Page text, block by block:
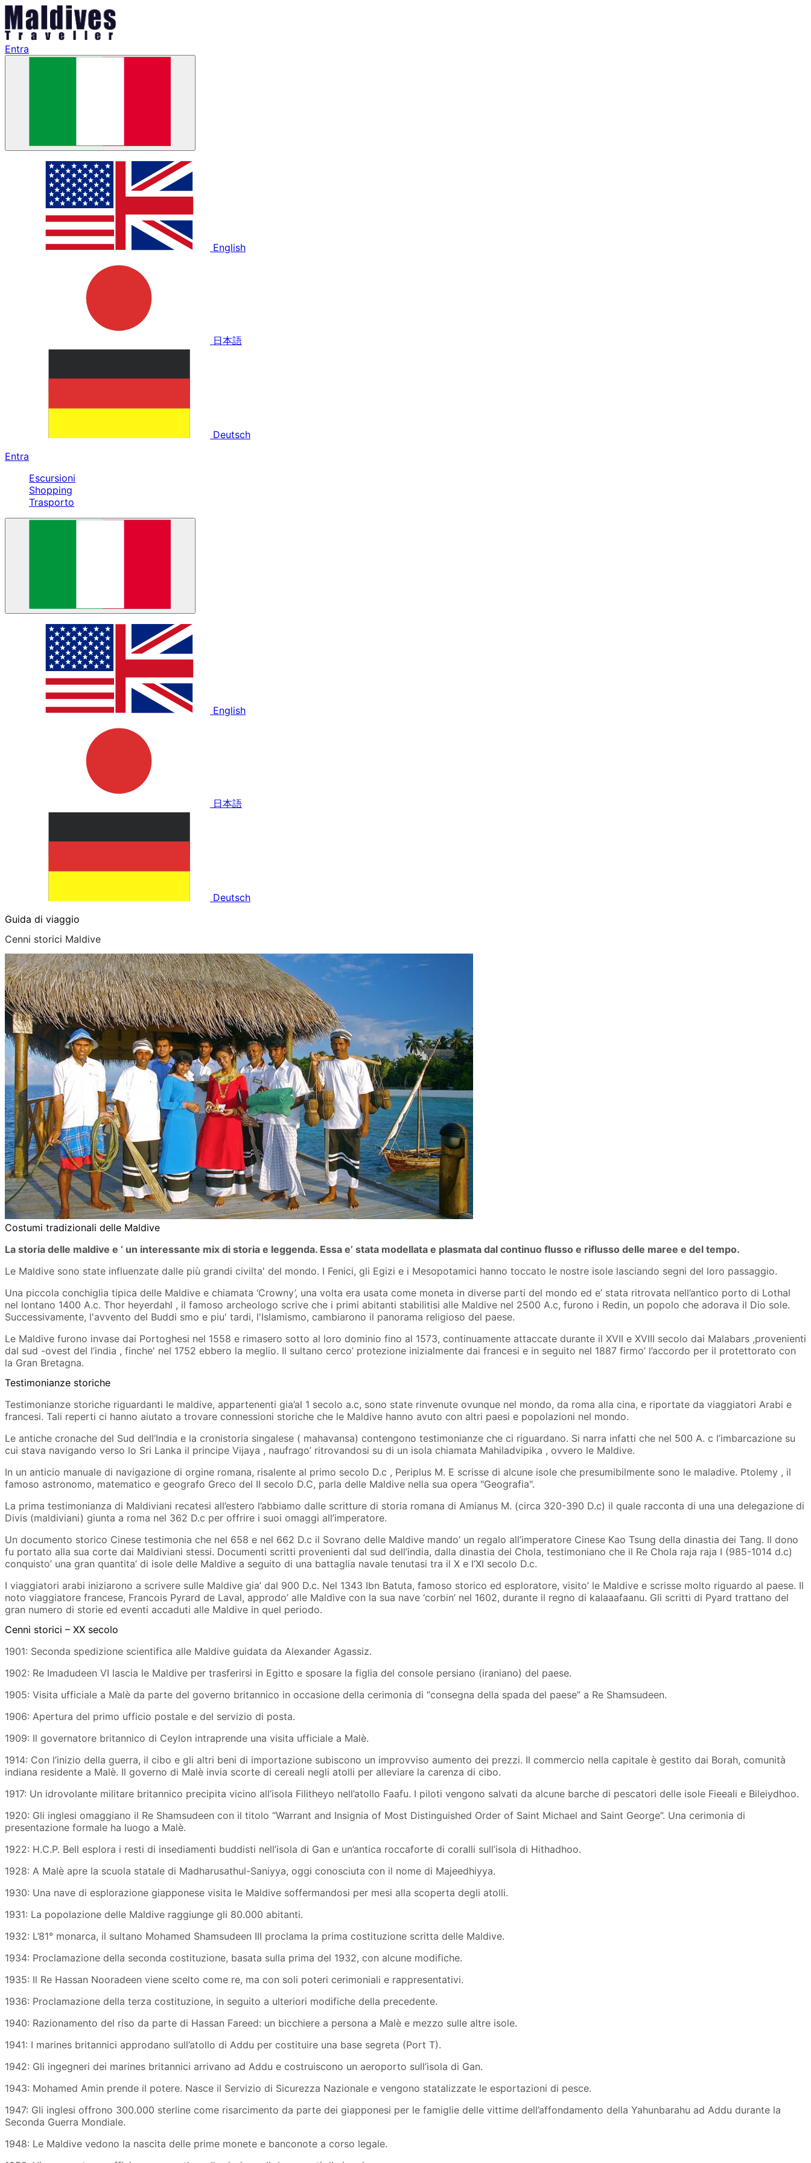
Entra
English
日本語
Deutsch
Entra
Escursioni
Shopping
Trasporto
English
日本語
Deutsch
Guida di viaggio
Cenni storici Maldive
Costumi tradizionali delle Maldive
La storia delle maldive e ‘ un interessante mix di storia e leggenda. Essa e’ stata modellata e plasmata dal continuo flusso e riflusso delle maree e del tempo.
Le Maldive sono state influenzate dalle più grandi civilta' del mondo. I Fenici, gli Egizi e i Mesopotamici hanno toccato le nostre isole lasciando segni del loro passaggio.
Una piccola conchiglia tipica delle Maldive e chiamata ‘Crowny’, una volta era usata come moneta in diverse parti del mondo ed e’ stata ritrovata nell’antico porto di Lothal
nel lontano 1400 A.c. Thor heyerdahl , il famoso archeologo scrive che i primi abitanti stabilitisi alle Maldive nel 2500 A.c, furono i Redin, un popolo che adorava il Dio sole.
Successivamente, l'avvento del Buddi smo e piu' tardi, l'Islamismo, cambiarono il panorama religioso del paese.
Le Maldive furono invase dai Portoghesi nel 1558 e rimasero sotto al loro dominio fino al 1573, continuamente attaccate durante il XVII e XVIII secolo dai Malabars ,provenienti
dal sud -ovest del l’india , finche' nel 1752 ebbero la meglio. Il sultano cerco’ protezione inizialmente dai francesi e in seguito nel 1887 firmo’ l’accordo per il protettorato con
la Gran Bretagna.
Testimonianze storiche
Testimonianze storiche riguardanti le maldive, appartenenti gia’al 1 secolo a.c, sono state rinvenute ovunque nel mondo, da roma alla cina, e riportate da viaggiatori Arabi e
francesi. Tali reperti ci hanno aiutato a trovare connessioni storiche che le Maldive hanno avuto con altri paesi e popolazioni nel mondo.
Le antiche cronache del Sud dell’India e la cronistoria singalese ( mahavansa) contengono testimonianze che ci riguardano. Si narra infatti che nel 500 A. c l’imbarcazione su
cui stava navigando verso lo Sri Lanka il principe Vijaya , naufrago’ ritrovandosi su di un isola chiamata Mahiladvipika , ovvero le Maldive.
In un anticio manuale di navigazione di orgine romana, risalente al primo secolo D.c , Periplus M. E scrisse di alcune isole che presumibilmente sono le maladive. Ptolemy , il
famoso astronomo, matematico e geografo Greco del II secolo D.C, parla delle Maldive nella sua opera "Geografia".
La prima testimonianza di Maldiviani recatesi all’estero l’abbiamo dalle scritture di storia romana di Amianus M. (circa 320-390 D.c) il quale racconta di una una delegazione di
Divis (maldiviani) giunta a roma nel 362 D.c per offrire i suoi omaggi all’imperatore.
Un documento storico Cinese testimonia che nel 658 e nel 662 D.c il Sovrano delle Maldive mando’ un regalo all’imperatore Cinese Kao Tsung della dinastia dei Tang. Il dono
fu portato alla sua corte dai Maldiviani stessi. Documenti scritti provenienti dal sud dell’india, dalla dinastia dei Chola, testimoniano che il Re Chola raja raja I (985-1014 d.c)
conquisto’ una gran quantita’ di isole delle Maldive a seguito di una battaglia navale tenutasi tra il X e l’XI secolo D.c.
I viaggiatori arabi iniziarono a scrivere sulle Maldive gia’ dal 900 D.c. Nel 1343 Ibn Batuta, famoso storico ed esploratore, visito’ le Maldive e scrisse molto riguardo al paese. Il
noto viaggiatore francese, Francois Pyrard de Laval, approdo’ alle Maldive con la sua nave ‘corbin’ nel 1602, durante il regno di kalaaafaanu. Gli scritti di Pyard trattano del
gran numero di storie ed eventi accaduti alle Maldive in quel periodo.
Cenni storici – XX secolo
1901: Seconda spedizione scientifica alle Maldive guidata da Alexander Agassiz.
1902: Re Imadudeen VI lascia le Maldive per trasferirsi in Egitto e sposare la figlia del console persiano (iraniano) del paese.
1905: Visita ufficiale a Malè da parte del governo britannico in occasione della cerimonia di “consegna della spada del paese” a Re Shamsudeen.
1906: Apertura del primo ufficio postale e del servizio di posta.
1909: Il governatore britannico di Ceylon intraprende una visita ufficiale a Malè.
1914: Con l’inizio della guerra, il cibo e gli altri beni di importazione subiscono un improvviso aumento dei prezzi. Il commercio nella capitale è gestito dai Borah, comunità
indiana residente a Malè. Il governo di Malè invia scorte di cereali negli atolli per alleviare la carenza di cibo.
1917: Un idrovolante militare britannico precipita vicino all’isola Filitheyo nell’atollo Faafu. I piloti vengono salvati da alcune barche di pescatori delle isole Fieeali e Bileiydhoo.
1920: Gli inglesi omaggiano il Re Shamsudeen con il titolo “Warrant and Insignia of Most Distinguished Order of Saint Michael and Saint George”. Una cerimonia di
presentazione formale ha luogo a Malè.
1922: H.C.P. Bell esplora i resti di insediamenti buddisti nell’isola di Gan e un’antica roccaforte di coralli sull’isola di Hithadhoo.
1928: A Malè apre la scuola statale di Madharusathul-Saniyya, oggi conosciuta con il nome di Majeedhiyya.
1930: Una nave di esplorazione giapponese visita le Maldive soffermandosi per mesi alla scoperta degli atolli.
1931: La popolazione delle Maldive raggiunge gli 80.000 abitanti.
1932: L’81° monarca, il sultano Mohamed Shamsudeen III proclama la prima costituzione scritta delle Maldive.
1934: Proclamazione della seconda costituzione, basata sulla prima del 1932, con alcune modifiche.
1935: Il Re Hassan Nooradeen viene scelto come re, ma con soli poteri cerimoniali e rappresentativi.
1936: Proclamazione della terza costituzione, in seguito a ulteriori modifiche della precedente.
1940: Razionamento del riso da parte di Hassan Fareed: un bicchiere a persona a Malè e mezzo sulle altre isole.
1941: I marines britannici approdano sull’atollo di Addu per costituire una base segreta (Port T).
1942: Gli ingegneri dei marines britannici arrivano ad Addu e costruiscono un aeroporto sull’isola di Gan.
1943: Mohamed Amin prende il potere. Nasce il Servizio di Sicurezza Nazionale e vengono statalizzate le esportazioni di pesce.
1947: Gli inglesi offrono 300.000 sterline come risarcimento da parte dei giapponesi per le famiglie delle vittime dell’affondamento della Yahunbarahu ad Addu durante la
Seconda Guerra Mondiale.
1948: Le Maldive vedono la nascita delle prime monete e banconote a corso legale.